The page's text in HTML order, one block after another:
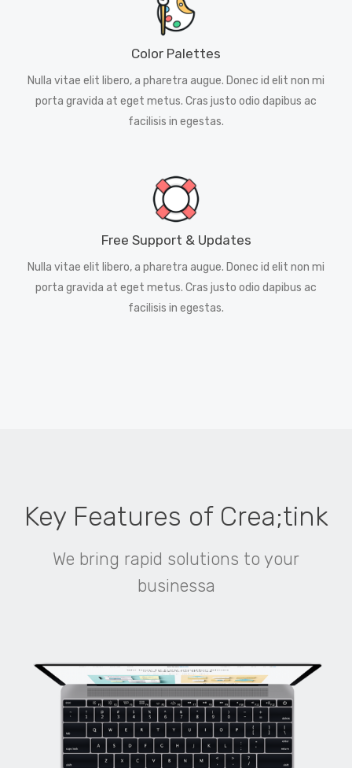
Color Palettes
Nulla vitae elit libero, a pharetra augue. Donec id elit non mi
porta gravida at eget metus. Cras justo odio dapibus ac
facilisis in egestas.
Free Support & Updates
Nulla vitae elit libero, a pharetra augue. Donec id elit non mi
porta gravida at eget metus. Cras justo odio dapibus ac
facilisis in egestas.
Key Features of Crea;tink
We bring rapid solutions to your
businessa